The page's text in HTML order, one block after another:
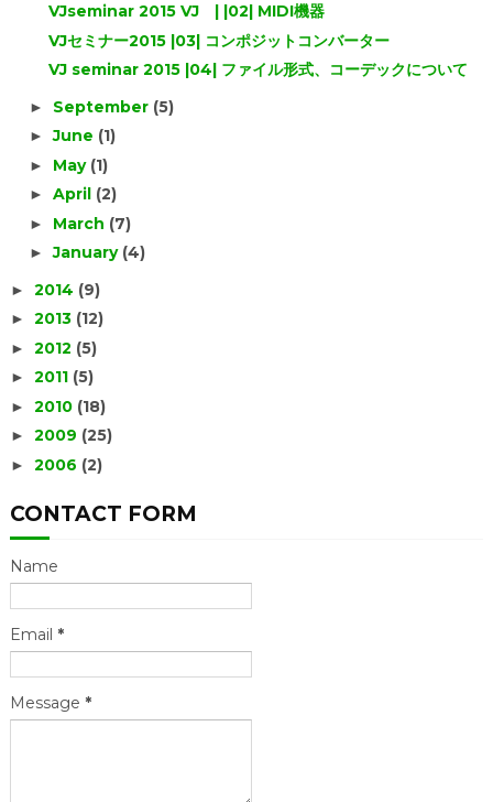
VJseminar 2015 VJ | |02| MIDI機器
VJセミナー2015 |03| コンポジットコンバーター
VJ seminar 2015 |04| ファイル形式、コーデックについて
► September (5)
►June (1)
► May (1)
► April (2)
► March (7)
►January (4)
► 2014 (9)
► 2013 (12)
► 2012 (5)
► 2011 (5)
► 2010 (18)
► 2009 (25)
► 2006 (2)
CONTACT FORM
Name
Email *
Message *